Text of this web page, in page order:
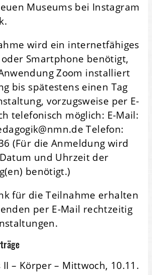
Museums bei Instagram
wird ein internetfähiges
oder Smartphone benötigt,
Zoom installiert
bis spätestens einen Tag
vorzugsweise per E-
telefonisch möglich: E-Mail:
Telefon:
(Für die Anmeldung wird
und Uhrzeit der
benötigt.)
für die Teilnahme erhalten
per E-Mail rechtzeitig
II – Körper – Mittwoch, 10.11.